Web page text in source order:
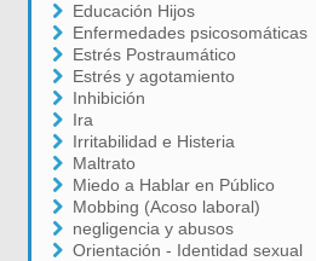
Educación Hijos
Enfermedades psicosomáticas
Estrés Postraumático
Estrés y agotamiento
Inhibición
Ira
Irritabilidad e Histeria
Maltrato
Miedo a Hablar en Público
Mobbing (Acoso laboral)
negligencia y abusos
Orientación - Identidad sexual